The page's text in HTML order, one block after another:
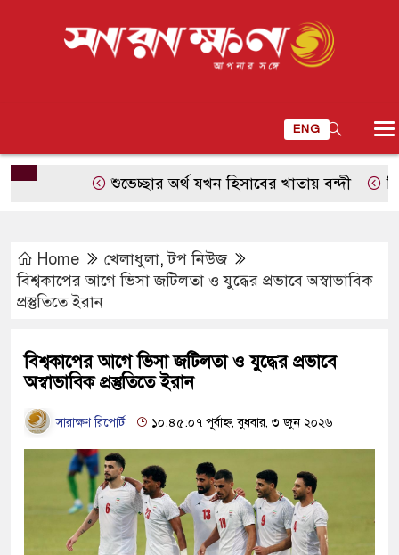
ENG
শুভেচ্ছার অর্থ যখন হিসাবের খাতায় বন্দী সিউতার
Home খেলাধুলা,টপ নিউজ
বিশ্বকাপের আগে ভিসা জটিলতা ও যুদ্ধের প্রভাবে অস্বাভাবিক
প্রস্তুতিতে ইরান
বিশ্বকাপের আগে ভিসা জটিলতা ও যুদ্ধের প্রভাবে
অস্বাভাবিক প্রস্তুতিতে ইরান
সারাক্ষণ রিপোর্ট ১০:৪৫:০৭ পূর্বাহ্ন, বুধবার, ৩ জুন ২০২৬